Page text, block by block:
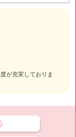
が充実しておりま